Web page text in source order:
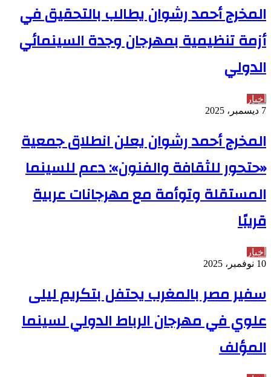
المخرج أحمد رشوان يطالب بالتحقيق في
أزمة تنظيمية بمهرجان وجدة السينمائي
الدولي
أخبار
7 ديسمبر، 2025
المخرج أحمد رشوان يعلن انطلاق جمعية
«حتحور للثقافة والفنون»: دعم للسينما
المستقلة وتوأمة مع مهرجانات عربية
قريبًا
أخبار
10 نوفمبر، 2025
سفير مصر بالمغرب يحتفل بتكريم ليلى
علوي في مهرجان الرباط الدولي لسينما
المؤلف